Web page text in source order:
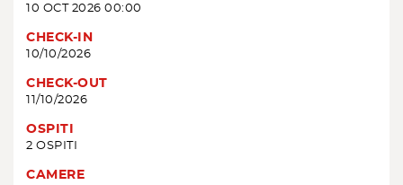
10 OCT 2026 00:00
CHECK-IN
10/10/2026
CHECK-OUT
11/10/2026
OSPITI
2 OSPITI
CAMERE